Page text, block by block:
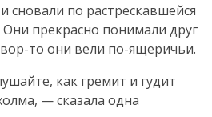
по растрескавшейся
Они прекрасно понимали друг
то они вели по-ящеричьи.
как гремит и гудит
— сказала одна